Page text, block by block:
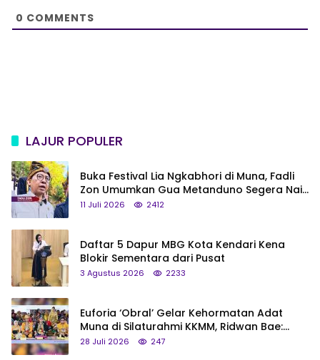
0 COMMENTS
LAJUR POPULER
Buka Festival Lia Ngkabhori di Muna, Fadli
Zon Umumkan Gua Metanduno Segera Naik
Status Jadi Cagar Budaya Nasional
11 Juli 2026 2412
Daftar 5 Dapur MBG Kota Kendari Kena
Blokir Sementara dari Pusat
3 Agustus 2026 2233
Euforia ‘Obral’ Gelar Kehormatan Adat
Muna di Silaturahmi KKMM, Ridwan Bae:
Saya Bukan Tipe Begitu, Belum Pantas!
28 Juli 2026 247